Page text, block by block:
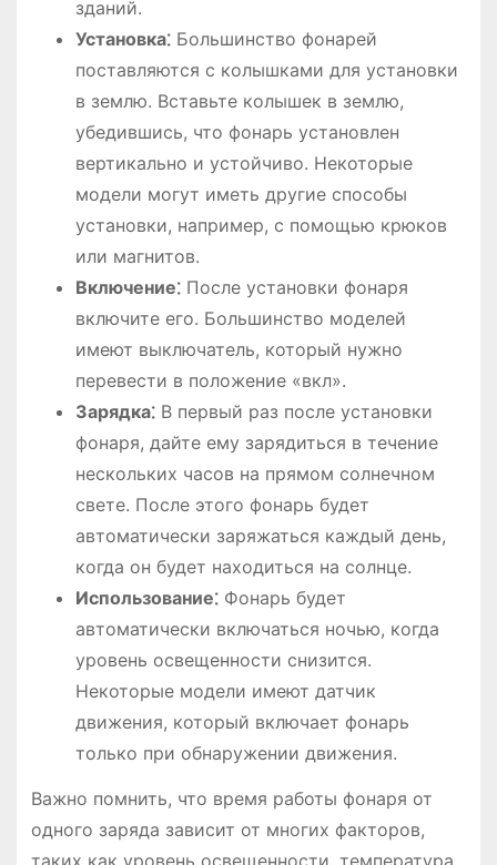
зданий.
Установка⁚Большинство фонарей
поставляются с колышками для установки
в землю. Вставьте колышек в землю,
убедившись, что фонарь установлен
вертикально и устойчиво. Некоторые
модели могут иметь другие способы
установки, например, с помощью крюков
или магнитов.
Включение⁚После установки фонаря
включите его. Большинство моделей
имеют выключатель, который нужно
перевести в положение «вкл».
Зарядка⁚В первый раз после установки
фонаря, дайте ему зарядиться в течение
нескольких часов на прямом солнечном
свете. После этого фонарь будет
автоматически заряжаться каждый день,
когда он будет находиться на солнце.
Использование⁚Фонарь будет
автоматически включаться ночью, когда
уровень освещенности снизится.
Некоторые модели имеют датчик
движения, который включает фонарь
только при обнаружении движения.
Важно помнить, что время работы фонаря от
одного заряда зависит от многих факторов,
таких как уровень освещенности, температура,